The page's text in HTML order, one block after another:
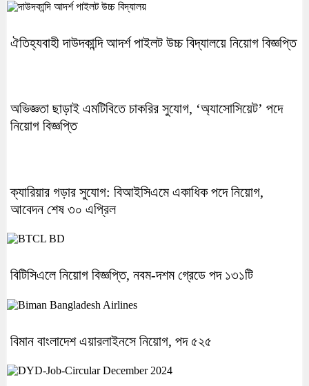
ঐতিহ্যবাহী দাউদকান্দি আদর্শ পাইলট উচ্চ বিদ্যালয়ে নিয়োগ বিজ্ঞপ্তি
অভিজ্ঞতা ছাড়াই এমটিবিতে চাকরির সুযোগ, ‘অ্যাসোসিয়েট’ পদে
নিয়োগ বিজ্ঞপ্তি
ক্যারিয়ার গড়ার সুযোগ: বিআইসিএমে একাধিক পদে নিয়োগ,
আবেদন শেষ ৩০ এপ্রিল
বিটিসিএলে নিয়োগ বিজ্ঞপ্তি, নবম-দশম গ্রেডে পদ ১৩১টি
বিমান বাংলাদেশ এয়ারলাইনসে নিয়োগ, পদ ৫২৫